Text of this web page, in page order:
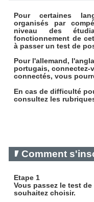
Pour certaines
organisés par
niveau des
fonctionnement de
à passer un test de
Pour l'allemand,
portugais, connectez-
connectés, vous
En cas de difficulté
consultez les
Comment
Etape 1
Vous passez le test
souhaitez choisir.